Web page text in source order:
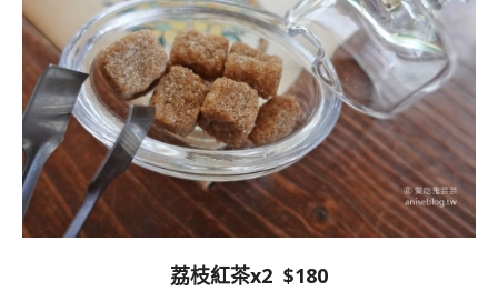
荔枝紅茶x2 $180